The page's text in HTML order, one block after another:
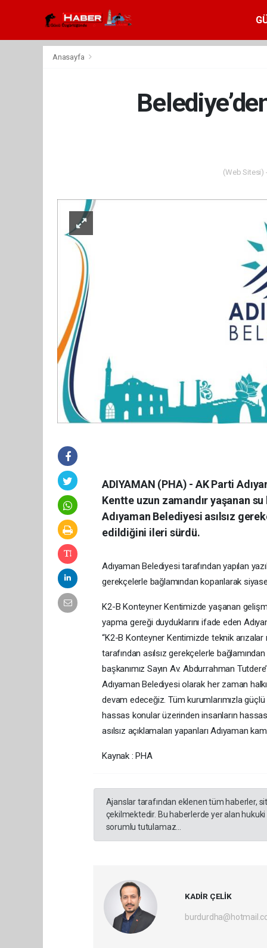
Anasayfa
(Web Sitesi)
ADIYAMAN (PHA) - AK Parti
Kentte uzun zamandır yaşanan
Adıyaman Belediyesi asılsız
edildiğini ileri sürdü.
Adıyaman Belediyesi tarafından yapılan
gerekçelerle bağlamından koparılarak
K2-B Konteyner Kentimizde yaşanan
yapma gereği duyduklarını ifade eden
“K2-B Konteyner Kentimizde teknik
tarafından asılsız gerekçelerle
başkanımız Sayın Av. Abdurrahman
Adıyaman Belediyesi olarak her zaman
devam edeceğiz. Tüm kurumlarımızla
hassas konular üzerinden insanların
asılsız açıklamaları yapanları Adıyaman
Kaynak : PHA
Ajanslar tarafından eklenen tüm haberler,
çekilmektedir. Bu haberlerde yer alan
sorumlu tutulamaz...
KADİR ÇELİK